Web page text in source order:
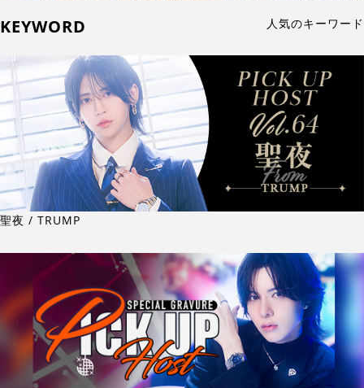
KEYWORD 人気のキーワード
聖夜 / TRUMP